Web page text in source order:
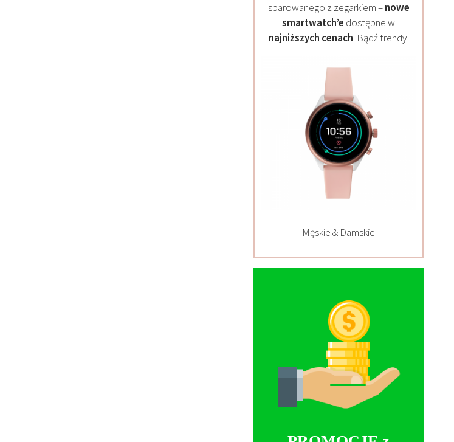
sparowanego z zegarkiem –nowe
smartwatch’e dostępne w
najniższych cenach. Bądź trendy!
Męskie & Damskie